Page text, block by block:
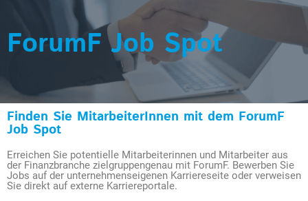
ForumF Job Spot
Finden Sie MitarbeiterInnen mit dem ForumF
Job Spot
Erreichen Sie potentielle Mitarbeiterinnen und Mitarbeiter aus
der Finanzbranche zielgruppengenau mit ForumF. Bewerben Sie
Jobs auf der unternehmenseigenen Karriereseite oder verweisen
Sie direkt auf externe Karriereportale.